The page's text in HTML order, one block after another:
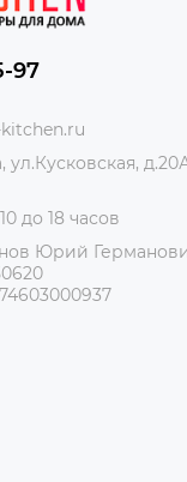
97
ул.Кусковская,
до 18 часов
Юрий